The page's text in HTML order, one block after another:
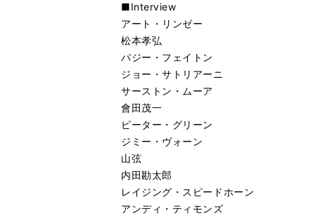
■Interview
アート・リンゼー
松本孝弘
バジー・フェイトン
ジョー・サトリアーニ
サーストン・ムーア
會田茂一
ピーター・グリーン
ジミー・ヴォーン
山弦
内田勘太郎
レイジング・スピードホーン
アンディ・ティモンズ